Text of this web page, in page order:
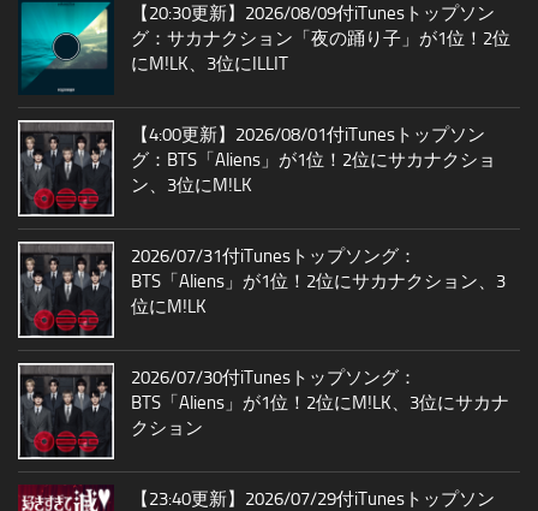
【20:30更新】2026/08/09付iTunesトップソン
グ：サカナクション「夜の踊り子」が1位！2位
にM!LK、3位にILLIT
【4:00更新】2026/08/01付iTunesトップソン
グ：BTS「Aliens」が1位！2位にサカナクショ
ン、3位にM!LK
2026/07/31付iTunesトップソング：
BTS「Aliens」が1位！2位にサカナクション、3
位にM!LK
2026/07/30付iTunesトップソング：
BTS「Aliens」が1位！2位にM!LK、3位にサカナ
クション
【23:40更新】2026/07/29付iTunesトップソン